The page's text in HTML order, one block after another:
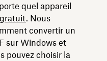
quel appareil
. Nous
convertir un
sur Windows et
pouvez choisir la